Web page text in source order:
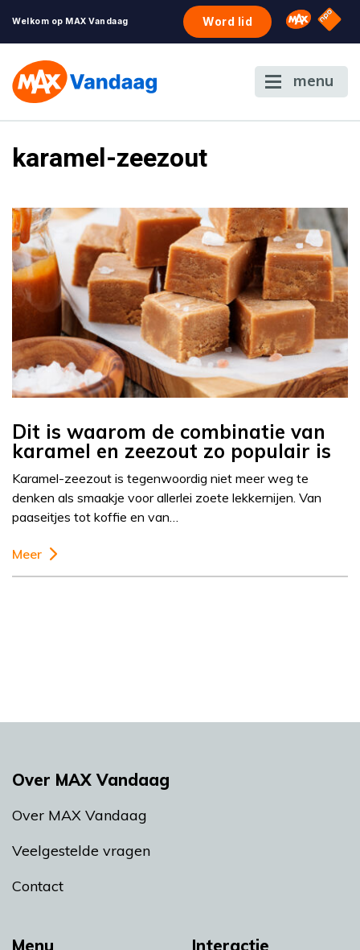
Welkom op MAX Vandaag Word lid Omroep
NPO
menu
karamel-zeezout
Dit is waarom de combinatie van
karamel en zeezout zo populair is
Karamel-zeezout is tegenwoordig niet meer weg te
denken als smaakje voor allerlei zoete lekkernijen. Van
paaseitjes tot koffie en van…
Meer
Menu Interactie
Over MAX Vandaag
Over MAX Vandaag
Veelgestelde vragen
Contact